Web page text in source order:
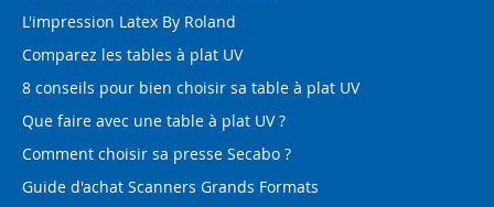
L'impression Latex By Roland
Comparez les tables à plat UV
8 conseils pour bien choisir sa table à plat UV
Que faire avec une table à plat UV ?
Comment choisir sa presse Secabo ?
Guide d'achat Scanners Grands Formats